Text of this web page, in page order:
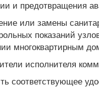
и предотвращения
или замены
показаний
многоквартирным
исполнителя
соответствующее